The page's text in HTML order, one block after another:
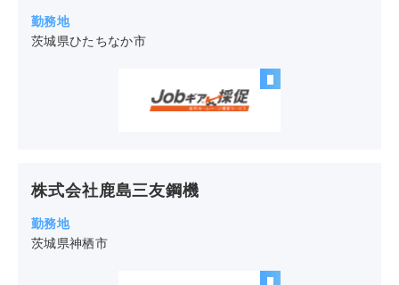
茨城県ひたちなか市
株式会社鹿島三友鋼機
茨城県神栖市